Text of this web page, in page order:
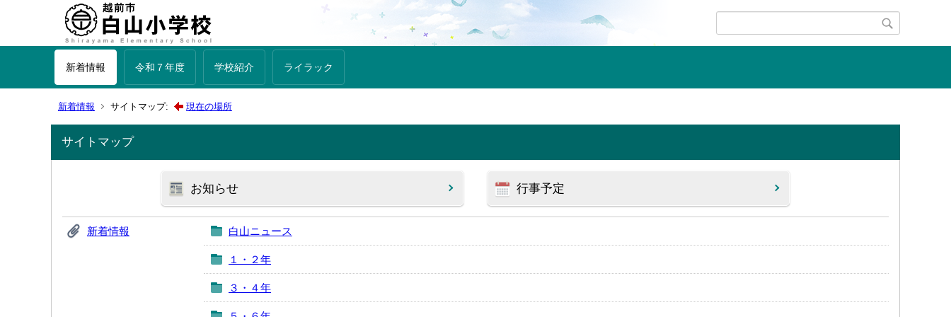
新着情報 令和７年度 学校紹介 ライラック
新着情報 サイトマップ: 現在の場所
サイトマップ
お知らせ 行事予定
新着情報 白山ニュース
１・２年
３・４年